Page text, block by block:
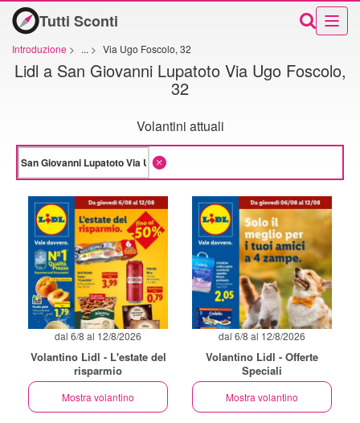
Tutti Sconti
Introduzione > ... > Via Ugo Foscolo, 32
Lidl a San Giovanni Lupatoto Via Ugo Foscolo,
32
Volantini attuali
dal 6/8 al 12/8/2026
Volantino Lidl - L'estate del
risparmio
Mostra volantino
dal 6/8 al 12/8/2026
Volantino Lidl - Offerte
Speciali
Mostra volantino